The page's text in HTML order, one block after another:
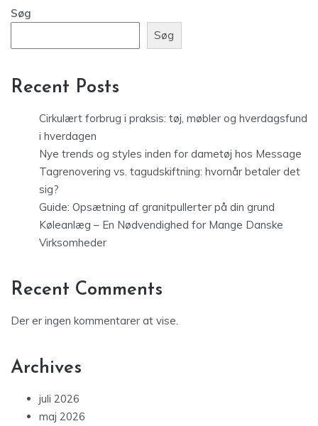
Søg
Søg
Recent Posts
Cirkulært forbrug i praksis: tøj, møbler og hverdagsfund
i hverdagen
Nye trends og styles inden for dametøj hos Message
Tagrenovering vs. tagudskiftning: hvornår betaler det
sig?
Guide: Opsætning af granitpullerter på din grund
Køleanlæg – En Nødvendighed for Mange Danske
Virksomheder
Recent Comments
Der er ingen kommentarer at vise.
Archives
juli 2026
maj 2026